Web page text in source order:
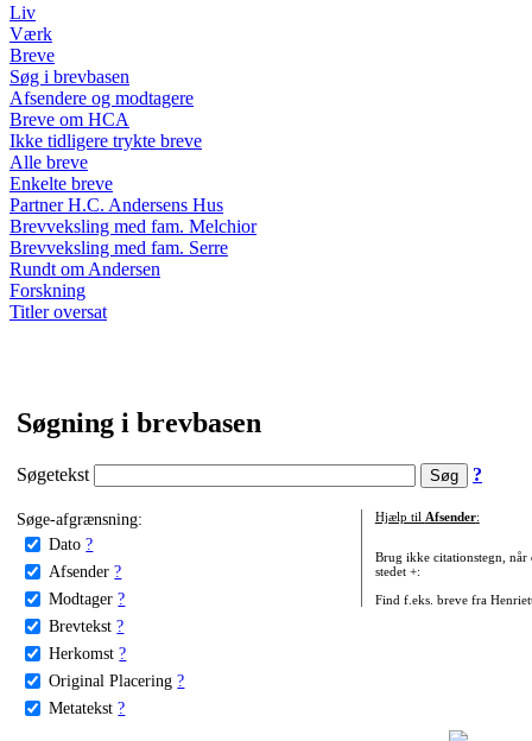
Liv
Værk
Breve
Søg i brevbasen
Afsendere og modtagere
Breve om HCA
Ikke tidligere trykte breve
Alle breve
Enkelte breve
Partner H.C. Andersens Hus
Brevveksling med fam. Melchior
Brevveksling med fam. Serre
Rundt om Andersen
Forskning
Titler oversat
Søgning i brevbasen
Søgetekst ?
Søge-afgrænsning:
Dato ?
Afsender ?
Modtager ?
Brevtekst ?
Herkomst ?
Original Placering ?
Metatekst ?
Hjælp til Afsender:
Brug ikke citationstegn, når
stedet +:
Find f.eks. breve fra